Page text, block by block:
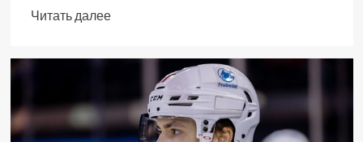
Читать далее